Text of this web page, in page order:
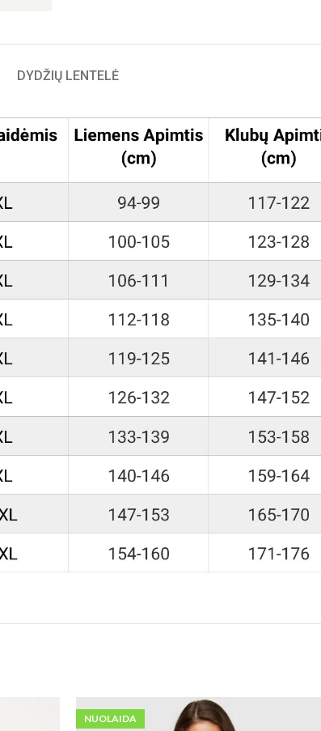
DYDŽIŲ LENTELĖ
NUOLAIDA